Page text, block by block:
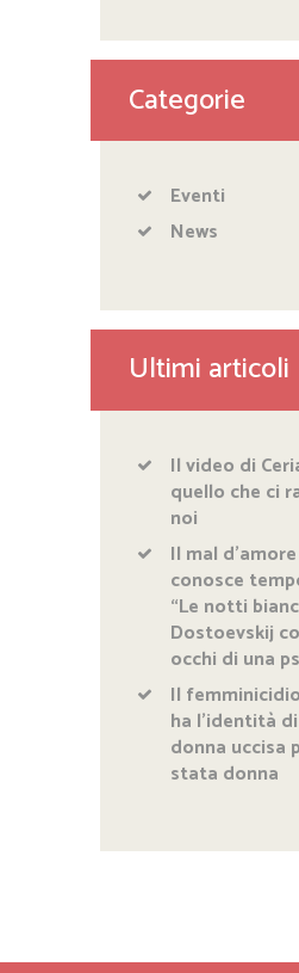
Categorie
Eventi
News
Ultimi articoli
Il video di
quello che ci
noi
Il mal
conosce
“Le notti
Dostoevskij
occhi di una
Il
ha l’identità
donna uccisa
stata donna